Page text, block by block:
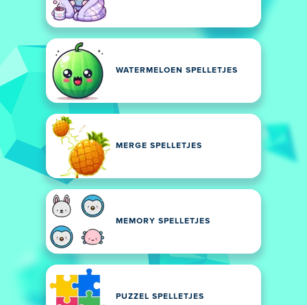
WATERMELOEN SPELLETJES
MERGE SPELLETJES
MEMORY SPELLETJES
PUZZEL SPELLETJES